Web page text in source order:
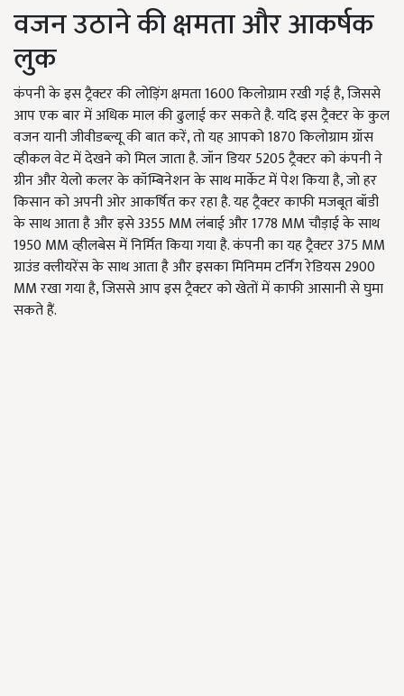
वजन उठाने की क्षमता और आकर्षक
लुक
कंपनी के इस ट्रैक्टर की लोड़िंग क्षमता 1600 किलोग्राम रखी गई है, जिससे
आप एक बार में अधिक माल की ढुलाई कर सकते है. यदि इस ट्रैक्टर के कुल
वजन यानी जीवीडब्ल्यू की बात करें, तो यह आपको 1870 किलोग्राम ग्रॉस
व्हीकल वेट में देखने को मिल जाता है. जॉन डियर 5205 ट्रैक्टर को कंपनी ने
ग्रीन और येलो कलर के कॉम्बिनेशन के साथ मार्केट में पेश किया है, जो हर
किसान को अपनी ओर आकर्षित कर रहा है. यह ट्रैक्टर काफी मजबूत बॉडी
के साथ आता है और इसे 3355 MM लंबाई और 1778 MM चौड़ाई के साथ
1950 MM व्हीलबेस में निर्मित किया गया है. कंपनी का यह ट्रैक्टर 375 MM
ग्राउंड क्लीयरेंस के साथ आता है और इसका मिनिमम टर्निंग रेडियस 2900
MM रखा गया है, जिससे आप इस ट्रैक्टर को खेतों में काफी आसानी से घुमा
सकते हैं.